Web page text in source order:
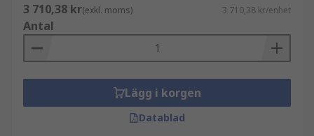
3 710,38 kr(exkl. moms) 3 710,38 kr/enhet
Antal
Lägg i korgen
Datablad